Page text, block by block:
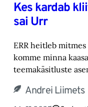
Kes kardab
sai Urr
ERR heitleb
komme minna
teemakäsitluste
Andrei Liimets